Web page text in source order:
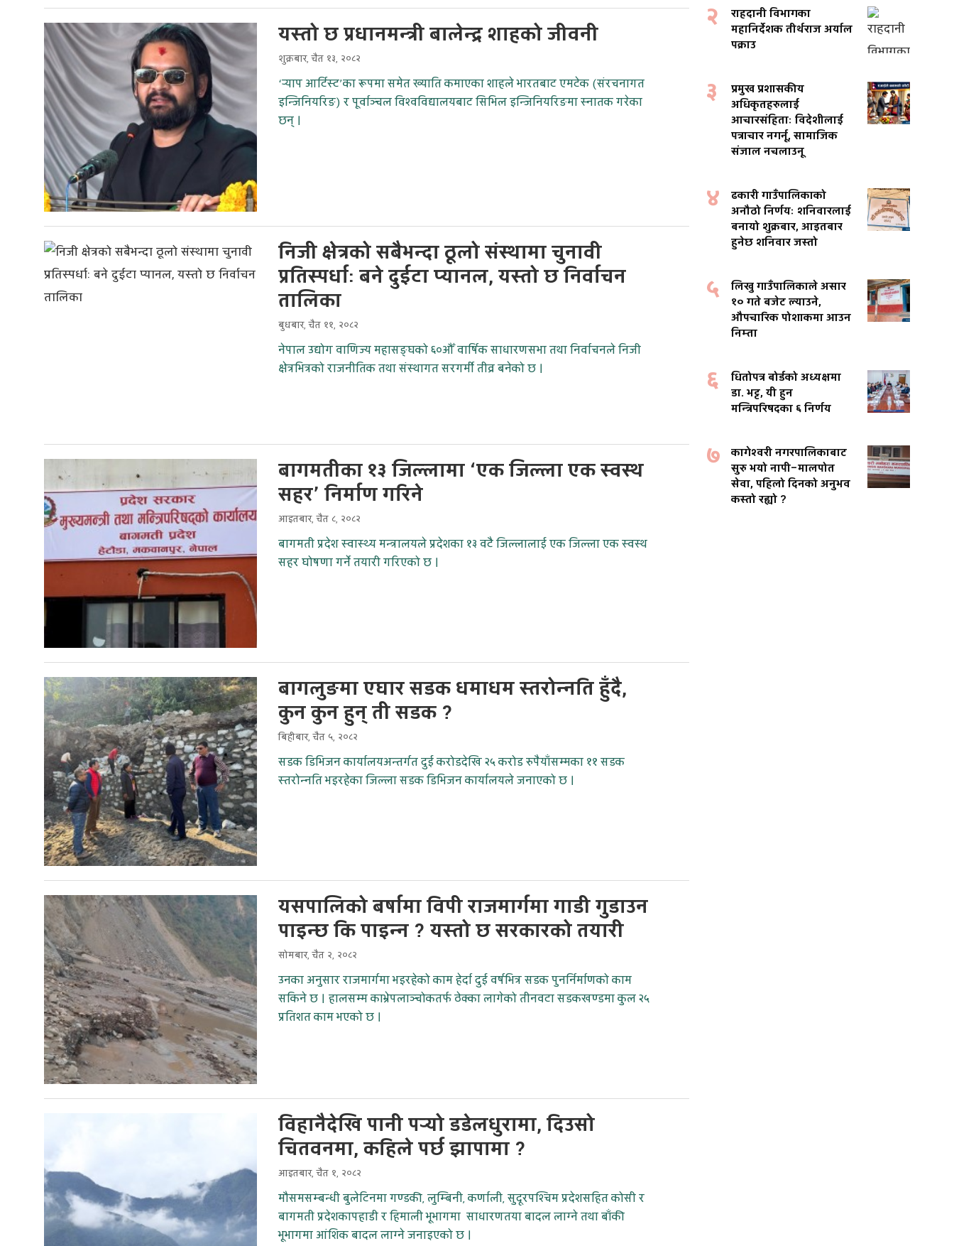
यस्तो छ प्रधानमन्त्री बालेन्द्र शाहको जीवनी
शुक्रबार, चैत १३, २०८२
‘र्‍याप आर्टिस्ट’का रूपमा समेत ख्याति कमाएका शाहले भारतबाट एमटेक (संरचनागत
इन्जिनियरिङ) र पूर्वाञ्चल विश्वविद्यालयबाट सिभिल इन्जिनियरिङमा स्नातक गरेका
छन् ।
निजी क्षेत्रको सबैभन्दा ठूलो संस्थामा चुनावी
प्रतिस्पर्धाः बने दुईटा प्यानल, यस्तो छ निर्वाचन
तालिका
बुधबार, चैत ११, २०८२
नेपाल उद्योग वाणिज्य महासङ्घको ६०औँ वार्षिक साधारणसभा तथा निर्वाचनले निजी
क्षेत्रभित्रको राजनीतिक तथा संस्थागत सरगर्मी तीव्र बनेको छ ।
बागमतीका १३ जिल्लामा ‘एक जिल्ला एक स्वस्थ
सहर’ निर्माण गरिने
आइतबार, चैत ८, २०८२
बागमती प्रदेश स्वास्थ्य मन्त्रालयले प्रदेशका १३ वटै जिल्लालाई एक जिल्ला एक स्वस्थ
सहर घोषणा गर्ने तयारी गरिएको छ ।
बागलुङमा एघार सडक धमाधम स्तरोन्नति हुँदै,
कुन कुन हुन् ती सडक ?
बिहीबार, चैत ५, २०८२
सडक डिभिजन कार्यालयअन्तर्गत दुई करोडदेखि २५ करोड रुपैयाँसम्मका ११ सडक
स्तरोन्नति भइरहेका जिल्ला सडक डिभिजन कार्यालयले जनाएको छ ।
यसपालिको बर्षामा विपी राजमार्गमा गाडी गुडाउन
पाइन्छ कि पाइन्न ? यस्तो छ सरकारको तयारी
सोमबार, चैत २, २०८२
उनका अनुसार राजमार्गमा भइरहेको काम हेर्दा दुई वर्षभित्र सडक पुनर्निर्माणको काम
सकिने छ । हालसम्म काभ्रेपलाञ्चोकतर्फ ठेक्का लागेको तीनवटा सडकखण्डमा कुल २५
प्रतिशत काम भएको छ ।
विहानैदेखि पानी पर्‍यो डडेलधुरामा, दिउसो
चितवनमा, कहिले पर्छ झापामा ?
आइतबार, चैत १, २०८२
मौसमसम्बन्धी बुलेटिनमा गण्डकी, लुम्बिनी, कर्णाली, सुदूरपश्चिम प्रदेशसहित कोसी र
बागमती प्रदेशकापहाडी र हिमाली भूभागमा साधारणतया बादल लाग्ने तथा बाँकी
भूभागमा आंशिक बादल लाग्ने जनाइएको छ ।
२
राहदानी विभागका
महानिर्देशक तीर्थराज अर्याल
पक्राउ
३
प्रमुख प्रशासकीय
अधिकृतहरुलाई
आचारसंहिताः विदेशीलाई
पत्राचार नगर्नू, सामाजिक
संजाल नचलाउनू
४
ढकारी गाउँपालिकाको
अनौठो निर्णयः शनिवारलाई
बनायो शुक्रबार, आइतबार
हुनेछ शनिवार जस्तो
५
लिखु गाउँपालिकाले असार
१० गते बजेट ल्याउने,
औपचारिक पोशाकमा आउन
निम्ता
६
धितोपत्र बोर्डको अध्यक्षमा
डा. भट्ट, यी हुन
मन्त्रिपरिषदका ६ निर्णय
७
कागेश्वरी नगरपालिकाबाट
सुरु भयो नापी–मालपोत
सेवा, पहिलो दिनको अनुभव
कस्तो रह्यो ?